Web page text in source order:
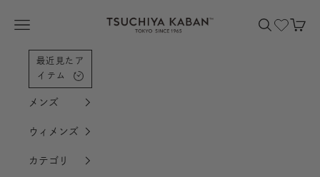
土屋鞄製造所
メニューを開く 検索を開く
カー
最近見たア
イテム
メンズ
ウィメンズ
カテゴリ